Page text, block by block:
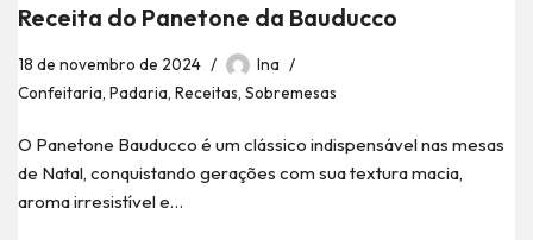
Receita do Panetone da Bauducco
18 de novembro de 2024
Ina
Confeitaria, Padaria, Receitas, Sobremesas
O Panetone Bauducco é um clássico indispensável nas mesas
de Natal, conquistando gerações com sua textura macia,
aroma irresistível e…